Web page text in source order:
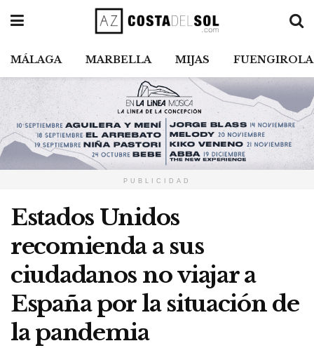
MÁLAGA MARBELLA MIJAS FUENGIROLA
PUBLICIDAD
Estados Unidos
recomienda a sus
ciudadanos no viajar a
España por la situación de
la pandemia